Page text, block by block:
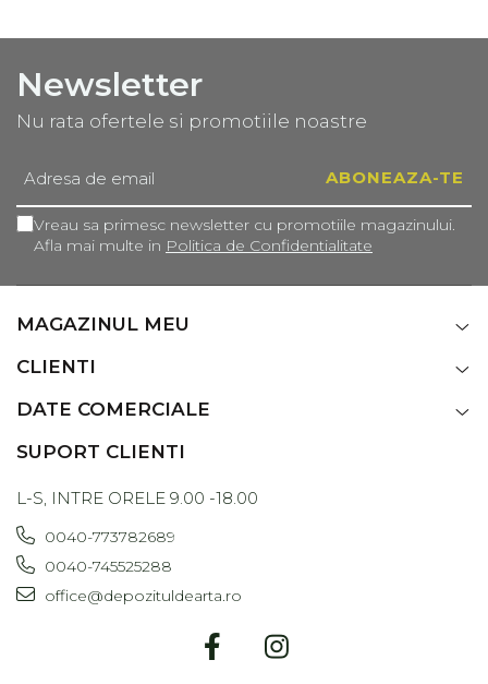
Newsletter
Nu rata ofertele si promotiile noastre
Vreau sa primesc newsletter cu promotiile magazinului.
Afla mai multe in Politica de Confidentialitate
MAGAZINUL MEU
CLIENTI
DATE COMERCIALE
SUPORT CLIENTI
L-S, INTRE ORELE 9.00 -18.00
0040-773782689
0040-745525288
office@depozituldearta.ro